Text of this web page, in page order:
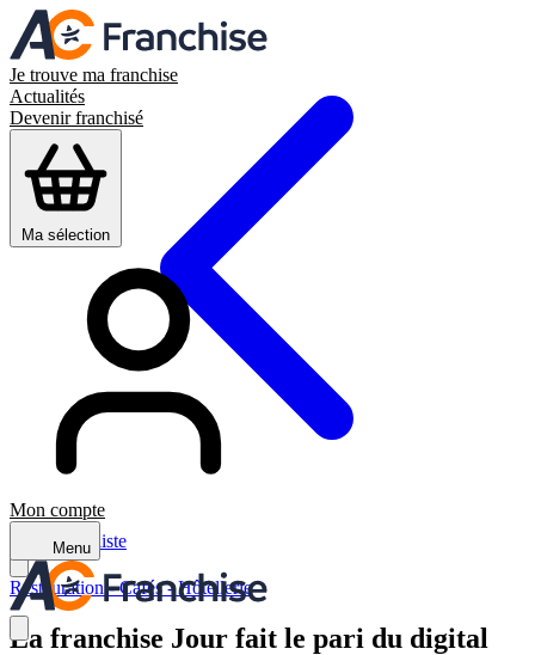
Je trouve ma franchise
Actualités
Devenir franchisé
Ma sélection
Mon compte
Menu
Retour à la liste
Restauration - Cafés - Hôtellerie
La franchise Jour fait le pari du digital